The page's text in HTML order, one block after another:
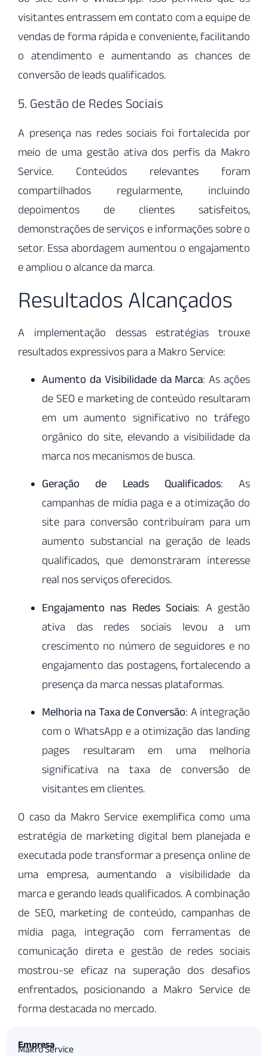
visitantes entrassem em contato com a equipe de
vendas de forma rápida e conveniente, facilitando
o atendimento e aumentando as chances de
conversão de leads qualificados.
5. Gestão de Redes Sociais
A presença nas redes sociais foi fortalecida por
meio de uma gestão ativa dos perfis da Makro
Service. Conteúdos relevantes foram
compartilhados regularmente, incluindo
depoimentos de clientes satisfeitos,
demonstrações de serviços e informações sobre o
setor. Essa abordagem aumentou o engajamento
e ampliou o alcance da marca.
Resultados Alcançados
A implementação dessas estratégias trouxe
resultados expressivos para a Makro Service:
Aumento da Visibilidade da Marca: As ações
de SEO e marketing de conteúdo resultaram
em um aumento significativo no tráfego
orgânico do site, elevando a visibilidade da
marca nos mecanismos de busca.
Geração de Leads Qualificados: As
campanhas de mídia paga e a otimização do
site para conversão contribuíram para um
aumento substancial na geração de leads
qualificados, que demonstraram interesse
real nos serviços oferecidos.
Engajamento nas Redes Sociais: A gestão
ativa das redes sociais levou a um
crescimento no número de seguidores e no
engajamento das postagens, fortalecendo a
presença da marca nessas plataformas.
Melhoria na Taxa de Conversão: A integração
com o WhatsApp e a otimização das landing
pages resultaram em uma melhoria
significativa na taxa de conversão de
visitantes em clientes.
O caso da Makro Service exemplifica como uma
estratégia de marketing digital bem planejada e
executada pode transformar a presença online de
uma empresa, aumentando a visibilidade da
marca e gerando leads qualificados. A combinação
de SEO, marketing de conteúdo, campanhas de
mídia paga, integração com ferramentas de
comunicação direta e gestão de redes sociais
mostrou-se eficaz na superação dos desafios
enfrentados, posicionando a Makro Service de
forma destacada no mercado.
Empresa
Makro Service